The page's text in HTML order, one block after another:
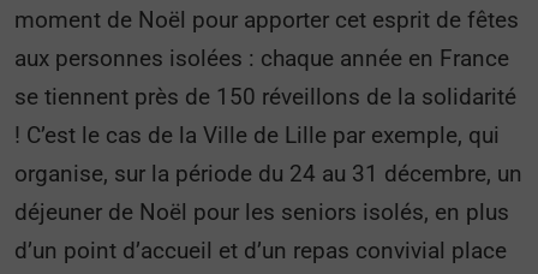
moment de Noël pour apporter cet esprit de fêtes
aux personnes isolées : chaque année en France
se tiennent près de 150 réveillons de la solidarité
! C’est le cas de la Ville de Lille par exemple, qui
organise, sur la période du 24 au 31 décembre, un
déjeuner de Noël pour les seniors isolés, en plus
d’un point d’accueil et d’un repas convivial place